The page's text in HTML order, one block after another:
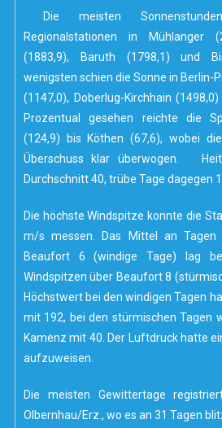
Die meisten
Regionalstationen in Mühlanger
(1883,9), Baruth (1798,1) und
wenigsten schien die Sonne in Berlin-
(1147,0), Doberlug-Kirchhain
Prozentual gesehen reichte die
(124,9) bis Köthen (67,6), wobei
Überschuss klar überwogen.
Durchschnitt 40, trübe Tage dagegen
Die höchste Windspitze konnte die
m/s messen. Das Mittel an Tagen
Beaufort 6 (windige Tage) lag
Windspitzen über Beaufort 8
Höchstwert bei den windigen Tagen
mit 192, bei den stürmischen Tagen
Kamenz mit 40. Der Luftdruck hatte
aufzuweisen.
Die meisten Gewittertage
Olbernhau/Erz., wo es an 31 Tagen